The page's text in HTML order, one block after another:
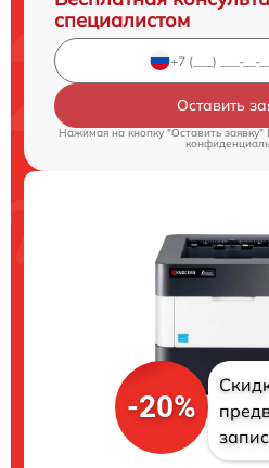
специалистом
Оставить
Нажимая на кнопку "Оставить
-20%